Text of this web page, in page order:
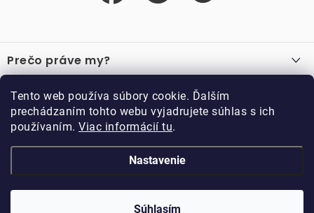
Tento web používa súbory cookie. Ďalším
prechádzaním tohto webu vyjadrujete súhlas s ich
používaním. Viac informácií tu.
Nastavenie
Súhlasím
á
p
ä
Prečo práve my?
Recenzie
Akcie
Důležité odkazy
Velkoobchod
Vzorková prodejna
Kariéra
O nákupe
Obchodné podmienky
Podmienky vernostného programu
Doppler CZ spol. s.r.o.,
DOPPLER CZ spol. s r.o.